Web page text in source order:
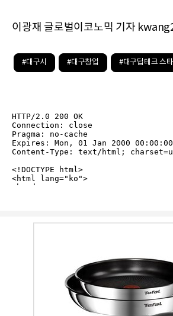
이광재 글로벌이코노믹 기자
#대구시 #대구창업 #대구딥테크 스